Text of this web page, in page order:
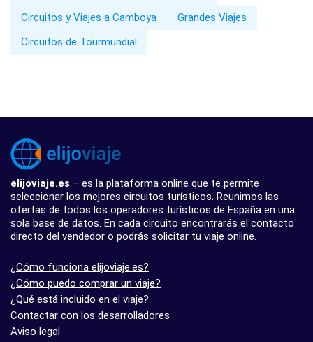
Circuitos y Viajes a Camboya
Grandes Viajes
Circuitos de Tourmundial
elijoviaje.es – es la plataforma online que te permite
seleccionar los mejores circuitos turísticos. Reunimos las
ofertas de todos los operadores turísticos de España en una
sola base de datos. En cada circuito encontrarás el contacto
directo del vendedor o podrás solicitar tu viaje online.
¿Cómo funciona elijoviaje.es?
¿Cómo puedo comprar un viaje?
¿Qué está incluido en el viaje?
Contactar con los desarrolladores
Aviso legal